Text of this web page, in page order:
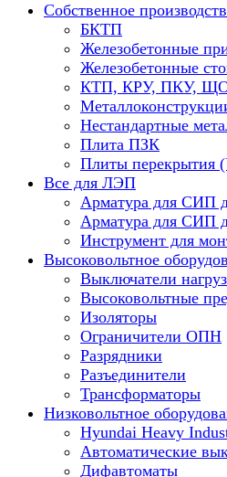
Собственное
БКТП
Железобетонные
Железобетонные
КТП, КРУ, ПКУ,
Нестандартные
Плита ПЗК
Плиты перекрытия
Все для ЛЭП
Арматура для СИП
Арматура для СИП
Инструмент для
Высоковольтное
Выключатели
Высоковольтные
Изоляторы
Ограничители ОПН
Разрядники
Разъединители
Трансформаторы
Низковольтное
Hyundai Heavy
Автоматические
Дифавтоматы